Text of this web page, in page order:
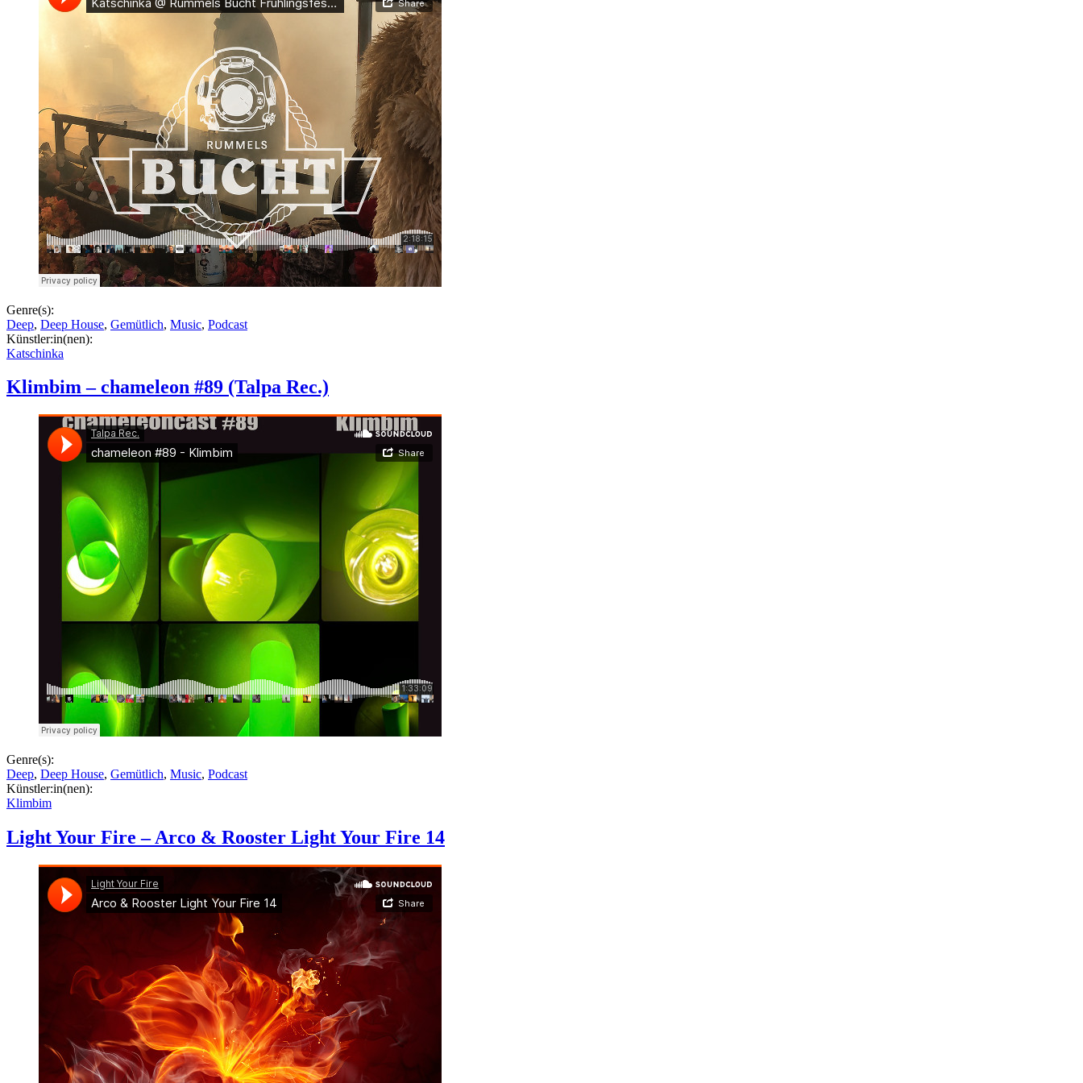
Genre(s):
Deep, Deep House, Gemütlich, Music, Podcast
Künstler:in(nen):
Katschinka
Klimbim – chameleon #89 (Talpa Rec.)
Genre(s):
Deep, Deep House, Gemütlich, Music, Podcast
Künstler:in(nen):
Klimbim
Light Your Fire – Arco & Rooster Light Your Fire 14